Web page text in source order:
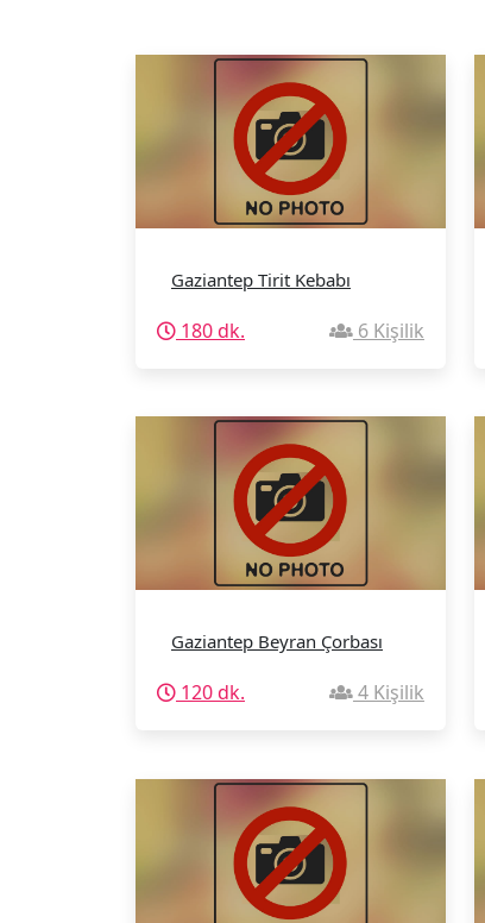
Gaziantep Tirit Kebabı
180 dk. 6 Kişilik
Gaziantep Beyran Çorbası
120 dk. 4 Kişilik